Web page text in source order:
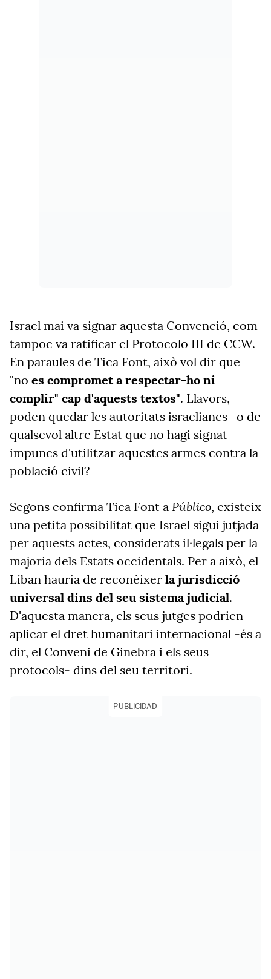
Israel mai va signar aquesta Convenció, com
tampoc va ratificar el Protocolo III de CCW.
En paraules de Tica Font, això vol dir que
"no es compromet a respectar-ho ni
complir" cap d'aquests textos". Llavors,
poden quedar les autoritats israelianes -o de
qualsevol altre Estat que no hagi signat-
impunes d'utilitzar aquestes armes contra la
població civil?
Segons confirma Tica Font a Público, existeix
una petita possibilitat que Israel sigui jutjada
per aquests actes, considerats il·legals per la
majoria dels Estats occidentals. Per a això, el
Líban hauria de reconèixer la jurisdicció
universal dins del seu sistema judicial.
D'aquesta manera, els seus jutges podrien
aplicar el dret humanitari internacional -és a
dir, el Conveni de Ginebra i els seus
protocols- dins del seu territori.
PUBLICIDAD